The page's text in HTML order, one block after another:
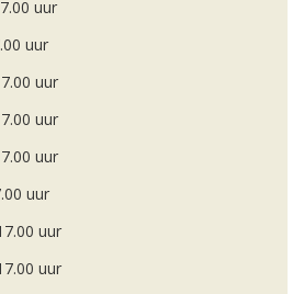
uur
uur
uur
uur
uur
uur
uur
uur